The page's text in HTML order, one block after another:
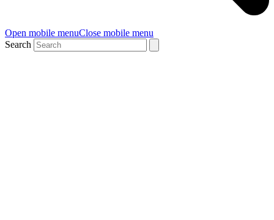
Open mobile menuClose mobile menu
Search